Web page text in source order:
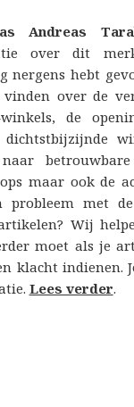
Andreas
over dit
nergens hebt
over de
de
betrouwbare
maar ook de
probleem met
Wij
moet als je
klacht indienen.
Lees verder.